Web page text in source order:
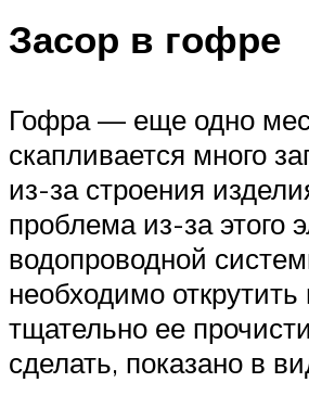
Засор в гофре
Гофра — еще одно
скапливается много
из-за строения
проблема из-за этого
водопроводной
необходимо открутить
тщательно ее
сделать, показано в